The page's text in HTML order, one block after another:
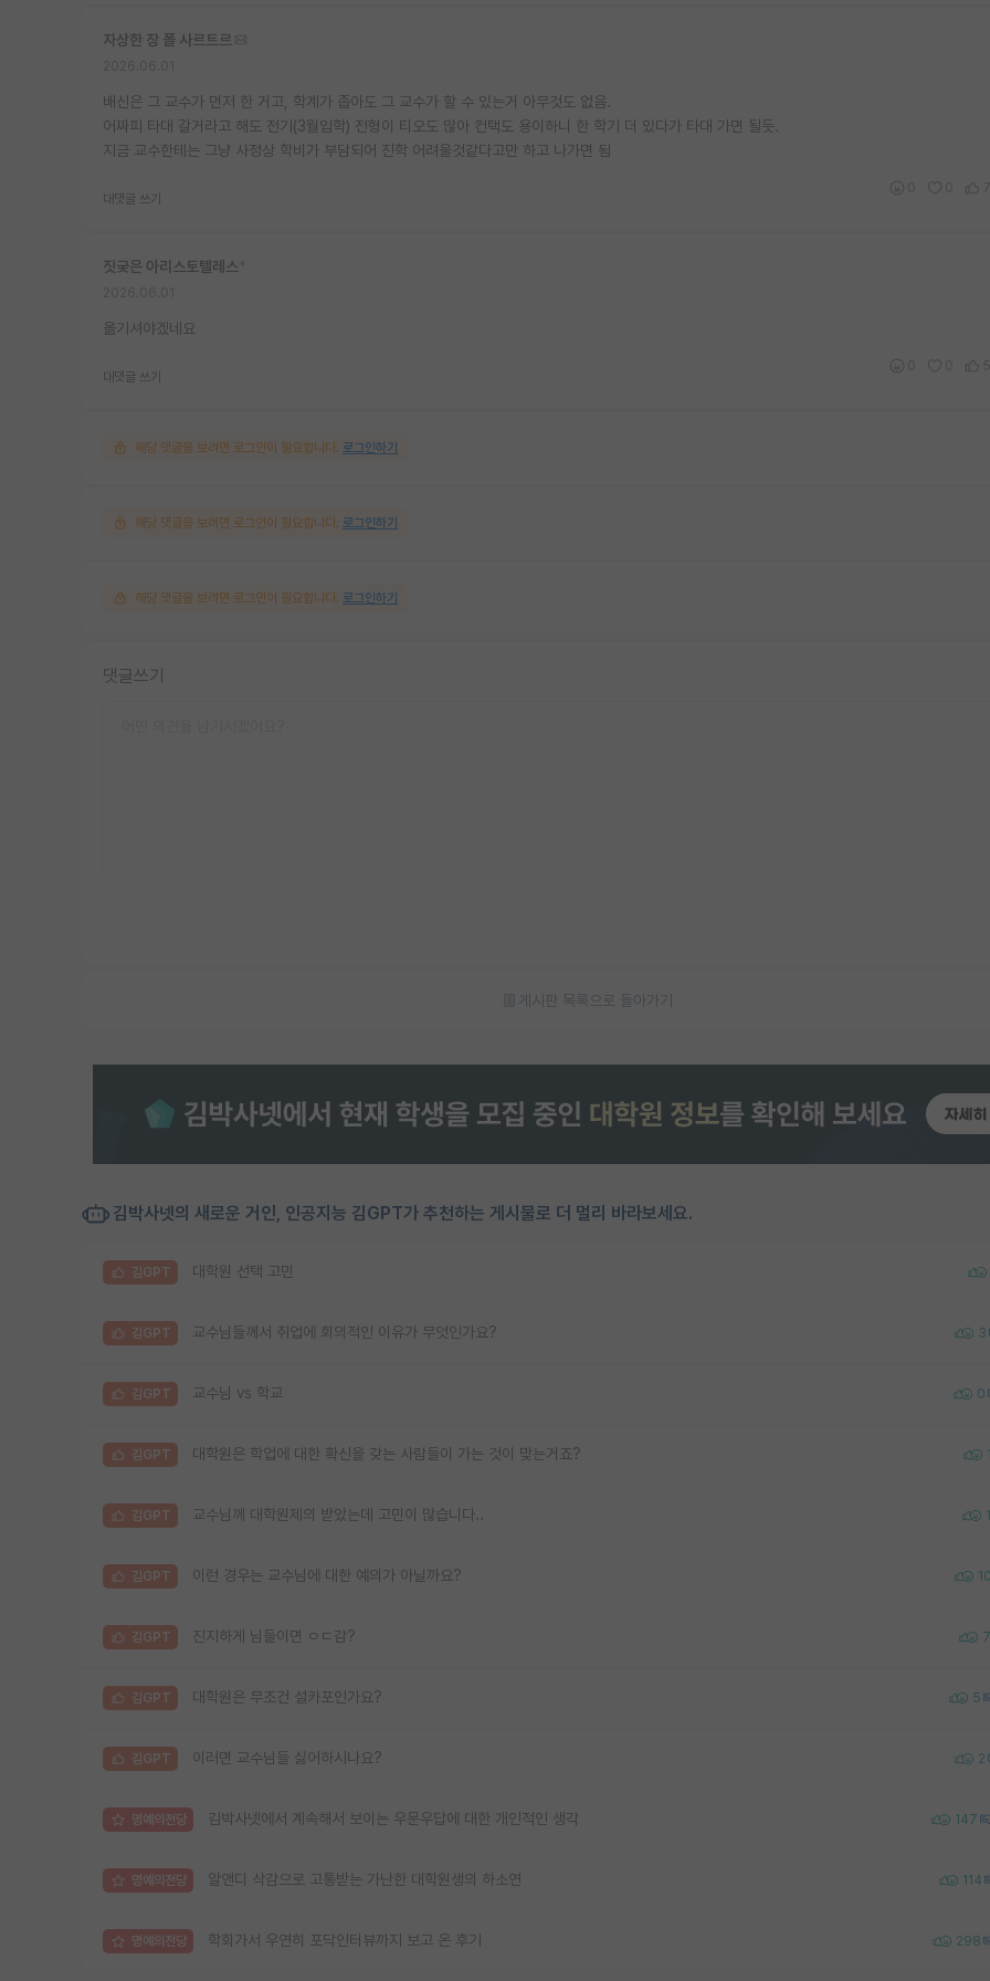
자상한 장 폴 사르트르
배신은 그 교수가 먼저 한 거고, 학계가 좁아도 그 교수가 할 수 있는거 아무것도 없음.
어짜피 타대 갈거라고 해도 전기(3월입학) 전형이 티오도 많아 컨택도 용이하니 한 학기 더 있다가 타대 가면 될듯.
지금 교수한테는 그냥 사정상 학비가 부담되어 진학 어려울것같다고만 하고 나가면 됨
대댓글 쓰기
짓궂은 아리스토텔레스
옮기셔야겠네요
대댓글 쓰기
해당 댓글을 보려면 로그인이 필요합니다. 로그인하기
해당 댓글을 보려면 로그인이 필요합니다. 로그인하기
해당 댓글을 보려면 로그인이 필요합니다. 로그인하기
댓글쓰기
게시판 목록으로 돌아가기
김박사넷의 새로운 거인, 인공지능 김GPT가 추천하는 게시물로 더 멀리 바라보세요.
김GPT 대학원 선택 고민
김GPT 교수님들께서 취업에 회의적인 이유가 무엇인가요? 3
김GPT 교수님 vs 학교 0
김GPT 대학원은 학업에 대한 확신을 갖는 사람들이 가는 것이 맞는거죠?
김GPT 교수님께 대학원제의 받았는데 고민이 많습니다.. 1
김GPT 이런 경우는 교수님에 대한 예의가 아닐까요?
김GPT 진지하게 님들이면 ㅇㄷ감? 7
김GPT 대학원은 무조건 설카포인가요? 5
김GPT 이러면 교수님들 싫어하시나요? 2
명예의전당 김박사넷에서 계속해서 보이는 우문우답에 대한 개인적인 생각 147
명예의전당 알앤디 삭감으로 고통받는 가난한 대학원생의 하소연 114
명예의전당 학회가서 우연히 포닥인터뷰까지 보고 온 후기 298